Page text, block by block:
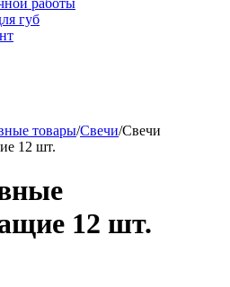
работы
губ
товары/Свечи/Свечи
12 шт.
12 шт.